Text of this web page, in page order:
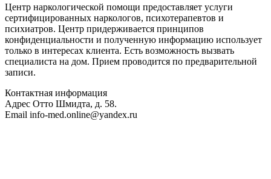
Центр наркологической помощи предоставляет услуги
сертифицированных наркологов, психотерапевтов и
психиатров. Центр придерживается принципов
конфиденциальности и полученную информацию использует
только в интересах клиента. Есть возможность вызвать
специалиста на дом. Прием проводится по предварительной
записи.
Контактная информация
Адрес Отто Шмидта, д. 58.
Email info-med.online@yandex.ru